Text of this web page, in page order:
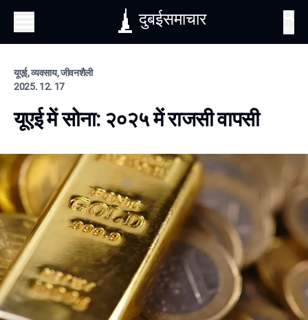
दुबईसमाचार
यूएई, व्यवसाय, जीवनशैली
2025. 12. 17
यूएई में सोना: २०२५ में राजसी वापसी